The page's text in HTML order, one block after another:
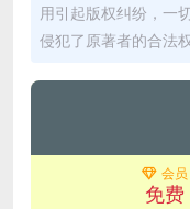
用引起版权纠纷，一
侵犯了原著者的合法
会员
免费